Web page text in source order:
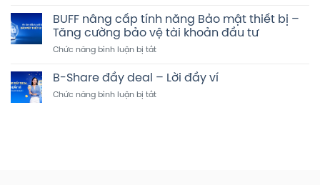
hời
đảm
là
gì?
Vì
nhiều
Đầu
tư
B-
Funding
lời
Hoàn
BUFF nâng cấp tính năng Bảo mật thiết bị –
Tăng cường bảo vệ tài khoản đầu tư
Chức năng bình luận bị tắtở
nâng
tính
B-Share đầy deal – Lời đầy ví
Chức năng bình luận bị tắtở